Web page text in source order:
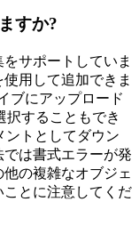
すか?
をサポートしていま
用して追加できま
ブにアップロード
択することもでき
ントとしてダウン
は書式エラーが発
の複雑なオブジェ
とに注意してくだ